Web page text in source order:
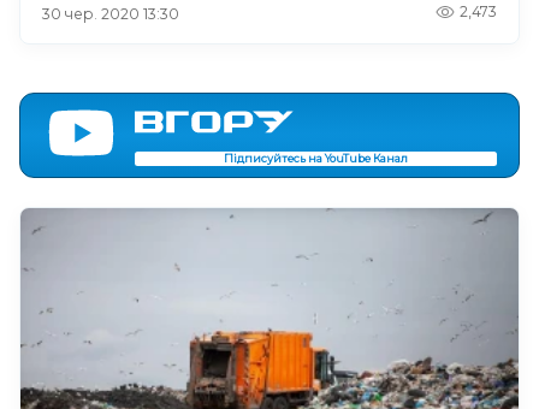
30 чер. 2020 13:30 2,473
Підписуйтесь на YouTube Канал